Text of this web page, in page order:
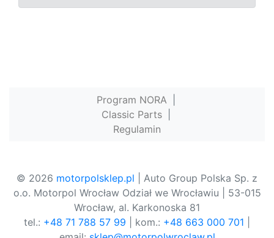
Program NORA
Classic Parts
Regulamin
© 2026 motorpolsklep.pl | Auto Group Polska Sp. z
o.o. Motorpol Wrocław Odział we Wrocławiu | 53-015
Wrocław, al. Karkonoska 81
tel.: +48 71 788 57 99 | kom.: +48 663 000 701